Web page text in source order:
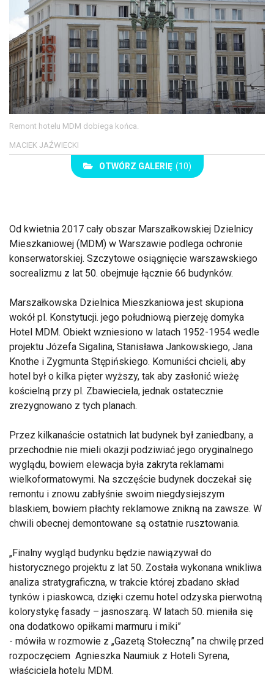
Remont hotelu MDM dobiega końca.
MACIEK JAŹWIECKI
OTWÓRZ GALERIĘ (10)
Od kwietnia 2017 cały obszar Marszałkowskiej Dzielnicy
Mieszkaniowej (MDM) w Warszawie podlega ochronie
konserwatorskiej. Szczytowe osiągnięcie warszawskiego
socrealizmu z lat 50. obejmuje łącznie 66 budynków.
Marszałkowska Dzielnica Mieszkaniowa jest skupiona
wokół pl. Konstytucji. jego południową pierzeję domyka
Hotel MDM. Obiekt wzniesiono w latach 1952-1954 wedle
projektu Józefa Sigalina, Stanisława Jankowskiego, Jana
Knothe i Zygmunta Stępińskiego. Komuniści chcieli, aby
hotel był o kilka pięter wyższy, tak aby zasłonić wieżę
kościelną przy pl. Zbawieciela, jednak ostatecznie
zrezygnowano z tych planach.
Przez kilkanaście ostatnich lat budynek był zaniedbany, a
przechodnie nie mieli okazji podziwiać jego oryginalnego
wyglądu, bowiem elewacja była zakryta reklamami
wielkoformatowymi. Na szczęście budynek doczekał się
remontu i znowu zabłyśnie swoim niegdysiejszym
blaskiem, bowiem płachty reklamowe znikną na zawsze. W
chwili obecnej demontowane są ostatnie rusztowania.
Finalny wygląd budynku będzie nawiązywał do
historycznego projektu z lat 50. Została wykonana wnikliwa
analiza stratygraficzna, w trakcie której zbadano skład
tynków i piaskowca, dzięki czemu hotel odzyska pierwotną
kolorystykę fasady – jasnoszarą. W latach 50. mieniła się
ona dodatkowo opiłkami marmuru i miki
- mówiła w rozmowie z „Gazetą Stołeczną” na chwilę przed
rozpoczęciem Agnieszka Naumiuk z Hoteli Syrena,
właściciela hotelu MDM.